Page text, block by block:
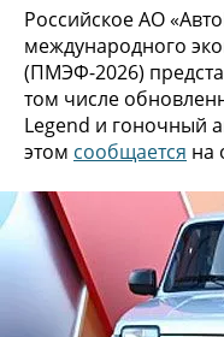
Российское АО
международного
(ПМЭФ-2026)
том числе
Legend и гоночный
этом сообщается на